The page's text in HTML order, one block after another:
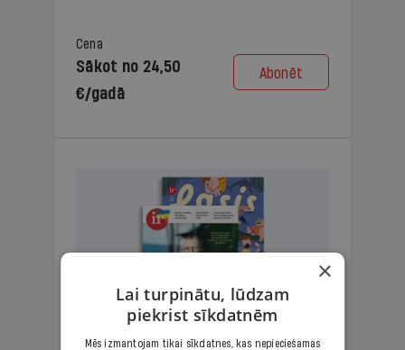
Cena
Sākot no 24,50
€/gadā
Abonēt
×
Lai turpinātu, lūdzam
piekrist sīkdatnēm
Mēs izmantojam tikai sīkdatnes, kas nepieciešamas